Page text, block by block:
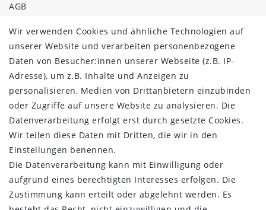
AGB
Widerrufs­recht
Kontakt
Vertrag widerrufen
ÜBER UNS
Montage in Maintal / Hessen
Täglicher Versand mit DHL
Versandkostenfrei ab 20€
Same-Day Versand bei Zahlungseingang bis 13:00 Uhr
ZAHLUNG & VERSAND
Wir verwenden Cookies und ähnliche Technologien auf
unserer Website und verarbeiten personenbezogene
Daten von Besucher:innen unserer Webseite (z.B. IP-
Adresse), um z.B. Inhalte und Anzeigen zu
personalisieren, Medien von Drittanbietern einzubinden
oder Zugriffe auf unsere Website zu analysieren. Die
Datenverarbeitung erfolgt erst durch gesetzte Cookies.
Wir teilen diese Daten mit Dritten, die wir in den
Einstellungen benennen.
Die Datenverarbeitung kann mit Einwilligung oder
aufgrund eines berechtigten Interesses erfolgen. Die
Zustimmung kann erteilt oder abgelehnt werden. Es